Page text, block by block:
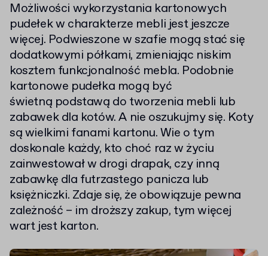
Możliwości wykorzystania kartonowych
pudełek w charakterze mebli jest jeszcze
więcej. Podwieszone w szafie mogą stać się
dodatkowymi półkami, zmieniając niskim
kosztem funkcjonalność mebla. Podobnie
kartonowe pudełka mogą być
świetną podstawą do tworzenia mebli lub
zabawek dla kotów. A nie oszukujmy się. Koty
są wielkimi fanami kartonu. Wie o tym
doskonale każdy, kto choć raz w życiu
zainwestował w drogi drapak, czy inną
zabawkę dla futrzastego panicza lub
księżniczki. Zdaje się, że obowiązuje pewna
zależność – im droższy zakup, tym więcej
wart jest karton.